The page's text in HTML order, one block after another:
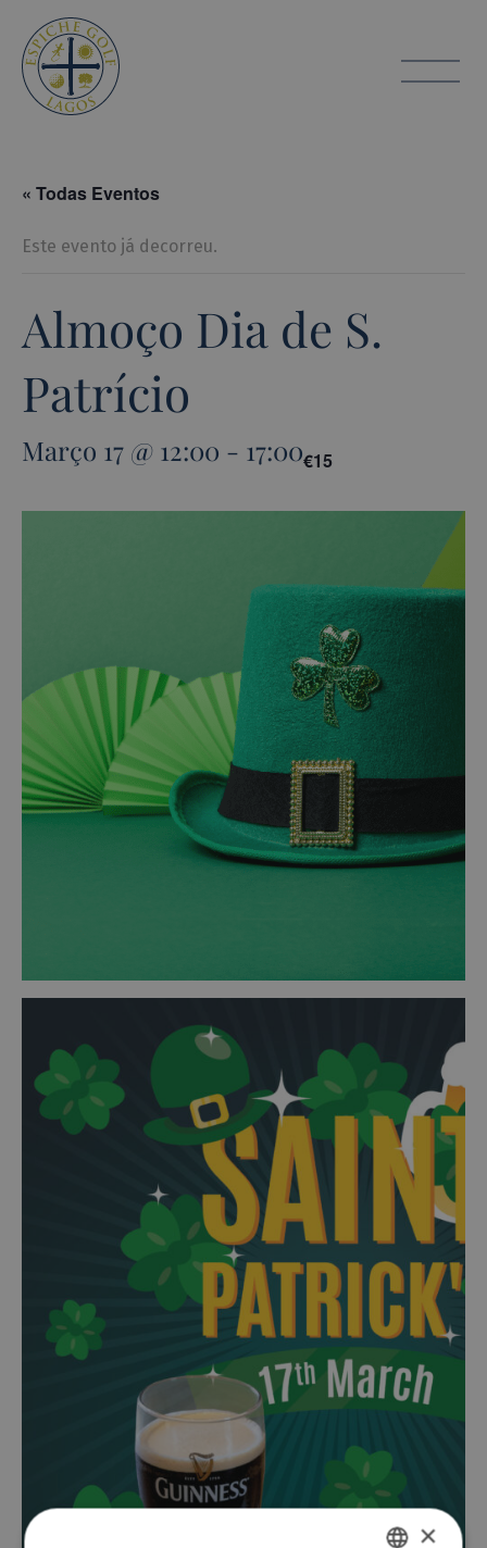
toggle
« Todas Eventos
Este evento já decorreu.
Almoço Dia de S.
Patrício
Março 17 @ 12:00 - 17:00€15
×